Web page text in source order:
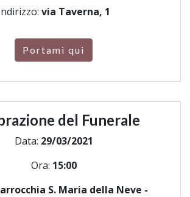
via Taverna, 1
Portami qui
del Funerale
Data: 29/03/2021
Ora: 15:00
S. Maria della Neve -